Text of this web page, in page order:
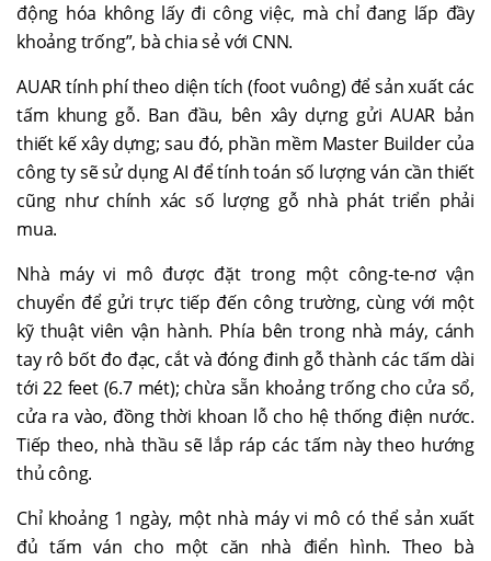
động hóa không lấy đi công việc, mà chỉ đang lấp đầy
khoảng trống”, bà chia sẻ với CNN.
AUAR tính phí theo diện tích (foot vuông) để sản xuất các
tấm khung gỗ. Ban đầu, bên xây dựng gửi AUAR bản
thiết kế xây dựng; sau đó, phần mềm Master Builder của
công ty sẽ sử dụng AI để tính toán số lượng ván cần thiết
cũng như chính xác số lượng gỗ nhà phát triển phải
mua.
Nhà máy vi mô được đặt trong một công-te-nơ vận
chuyển để gửi trực tiếp đến công trường, cùng với một
kỹ thuật viên vận hành. Phía bên trong nhà máy, cánh
tay rô bốt đo đạc, cắt và đóng đinh gỗ thành các tấm dài
tới 22 feet (6.7 mét); chừa sẵn khoảng trống cho cửa sổ,
cửa ra vào, đồng thời khoan lỗ cho hệ thống điện nước.
Tiếp theo, nhà thầu sẽ lắp ráp các tấm này theo hướng
thủ công.
Chỉ khoảng 1 ngày, một nhà máy vi mô có thể sản xuất
đủ tấm ván cho một căn nhà điển hình. Theo bà